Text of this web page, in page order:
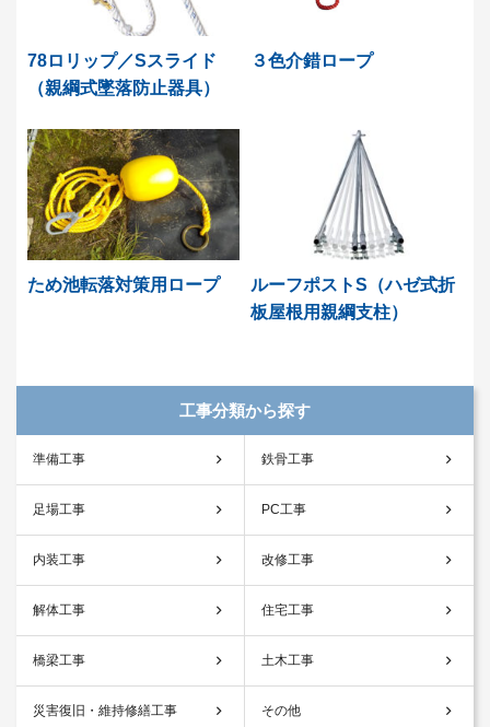
78ロリップ／Sスライド
（親綱式墜落防止器具）
３色介錯ロープ
ため池転落対策用ロープ
ルーフポストS（ハゼ式折
板屋根用親綱支柱）
工事分類から探す
準備工事 鉄骨工事
足場工事 PC工事
内装工事 改修工事
解体工事 住宅工事
橋梁工事 土木工事
災害復旧・維持修繕工事 その他